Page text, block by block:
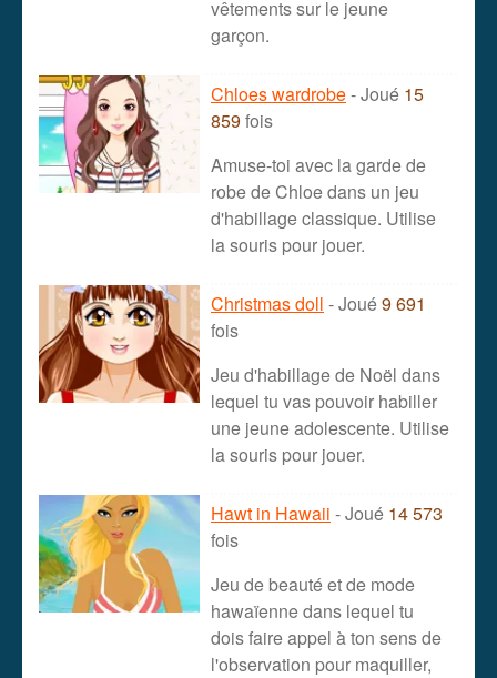
vêtements sur le jeune
garçon.
Chloes wardrobe- Joué 15
859fois
Amuse-toi avec la garde de
robe de Chloe dans un jeu
d'habillage classique. Utilise
la souris pour jouer.
Christmas doll - Joué9 691
fois
Jeu d'habillage de Noël dans
lequel tu vas pouvoir habiller
une jeune adolescente. Utilise
la souris pour jouer.
Hawt in Hawaii - Joué 14 573
fois
Jeu de beauté et de mode
hawaïenne dans lequel tu
dois faire appel à ton sens de
l'observation pour maquiller,